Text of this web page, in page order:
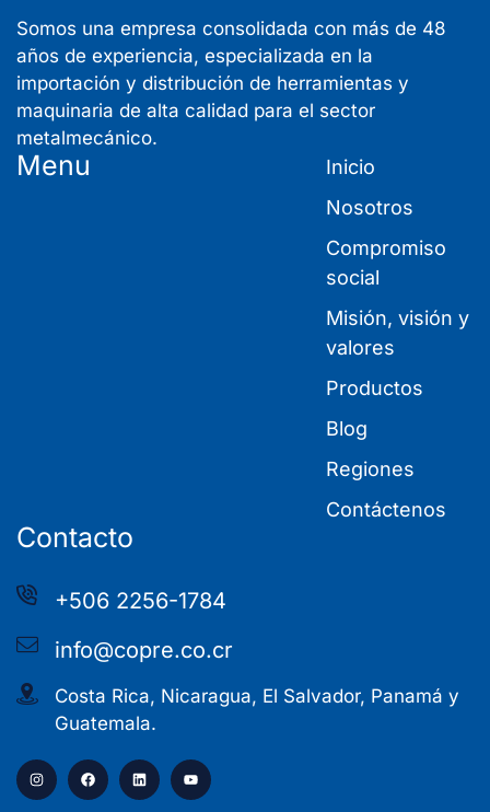
Somos una empresa consolidada con más de 48
años de experiencia, especializada en la
importación y distribución de herramientas y
maquinaria de alta calidad para el sector
metalmecánico.
Menu
Inicio
Nosotros
Compromiso
social
Misión, visión y
valores
Productos
Blog
Regiones
Contáctenos
Contacto
+506 2256-1784
info@copre.co.cr
Costa Rica, Nicaragua, El Salvador, Panamá y
Guatemala.